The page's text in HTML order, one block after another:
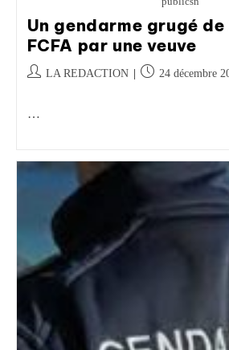
Un gendarme grugé
FCFA par une veuve
LA REDACTION 24 décembre
…